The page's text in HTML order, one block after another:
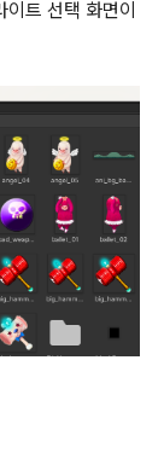
트 선택 화면이